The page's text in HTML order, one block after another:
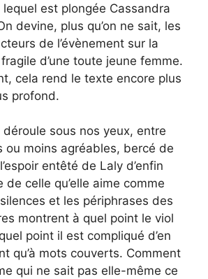
est plongée Cassandra
devine, plus qu’on ne sait, les
de l’évènement sur la
d’une toute jeune femme.
cela rend le texte encore plus
profond.
sous nos yeux, entre
ou moins agréables, bercé de
entêté de Laly d’enfin
de celle qu’elle aime comme
et les périphrases des
montrent à quel point le viol
point il est compliqué d’en
qu’à mots couverts. Comment
qui ne sait pas elle-même ce